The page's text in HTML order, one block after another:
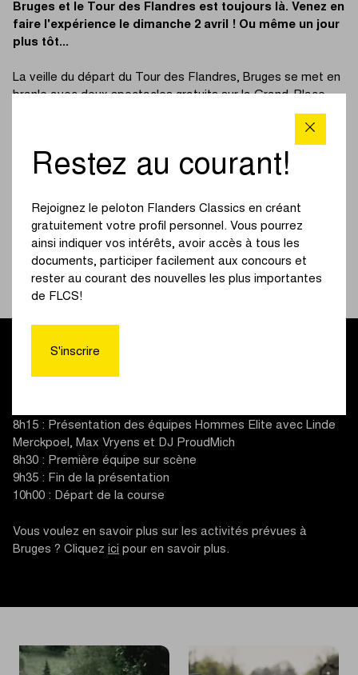
Bruges et le Tour des Flandres est toujours là. Venez en
faire l'expérience le dimanche 2 avril ! Ou même un jour
plus tôt...
La veille du départ du Tour des Flandres, Bruges se met en
branle avec deux spectacles gratuits sur la Grand-Place.
Doublez la fête à Bruges ! La veille de la course, une fête
sera également organisée sur la Grand-Place de Bruges.
Deux représentations gratuites de Soulsister (20h00) et
Level SIX (22h00) la veille du Tour des Flandres mettront le
nécessaire. Tout ce que vous devez apporter, c'est de la
bonne humeur, des jambes qui dansent et un grand sourire.
Le samedi matin, la Grand-Place est déjà le point de
départ des milliers de cyclotouristes qui parcourent le Tour
des Flandres. Plus d'informations sur
La musique sera également au rendez-vous le dimanche
8h15 : Présentation des équipes Hommes Elite avec Linde
Merckpoel, Max Vryens et DJ ProudMich
8h30 : Première équipe sur scène
9h35 : Fin de la présentation
10h00 : Départ de la course
Vous voulez en savoir plus sur les activités prévues à
Bruges ? Cliquez ici pour en savoir plus.
Restez au courant!
Rejoignez le peloton Flanders Classics en créant
gratuitement votre profil personnel. Vous pourrez
ainsi indiquer vos intérêts, avoir accès à tous les
documents, participer facilement aux concours et
rester au courant des nouvelles les plus importantes
de FLCS!
S'inscrire